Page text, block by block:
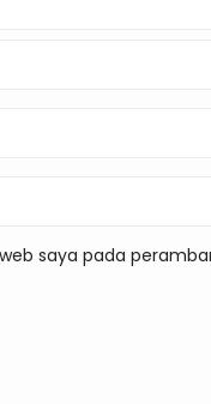
saya pada